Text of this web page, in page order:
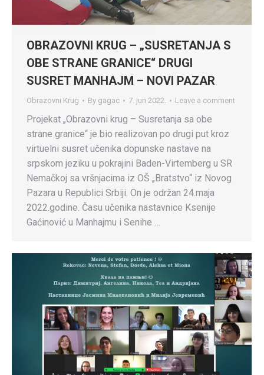
OBRAZOVNI KRUG – „SUSRETANJA S
OBE STRANE GRANICE“ DRUGI
SUSRET MANHAJM – NOVI PAZAR
Obrazovni Krug By gagac 7. jun 2022. Leave a comment
Projekat „Obrazovni krug – Susretanja sa obe
strane granice“ je bio realizovan po drugi put kroz
virtuelni susret učenika dopunske nastave na
srpskom jeziku u pokrajini Baden-Virtemberg u SR
Nemačkoj sa vršnjacima iz OŠ „Bratstvo“ iz Novog
Pazara u Republici Srbiji. On je održan 24.maja
2022.godine. Času učenika nastavnice Ksenije
Gaćinović u Manhajmu i Senihe …